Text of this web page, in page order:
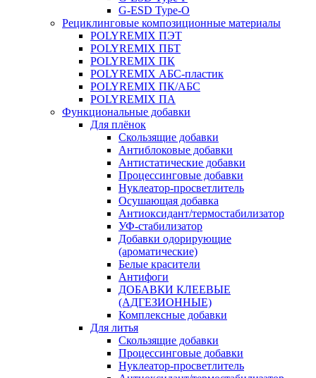
G-ESD Type-O
Рециклинговые композиционные материалы
POLYREMIX ПЭТ
POLYREMIX ПБТ
POLYREMIX ПК
POLYREMIX АБС-пластик
POLYREMIX ПК/АБС
POLYREMIX ПА
Функциональные добавки
Для плёнок
Скользящие добавки
Антиблоковые добавки
Антистатические добавки
Процессинговые добавки
Нуклеатор-просветлитель
Осушающая добавка
Антиоксидант/термостабилизатор
УФ-стабилизатор
Добавки одорирующие
(ароматические)
Белые красители
Антифоги
ДОБАВКИ КЛЕЕВЫЕ
(АДГЕЗИОННЫЕ)
Комплексные добавки
Для литья
Скользящие добавки
Процессинговые добавки
Нуклеатор-просветлитель